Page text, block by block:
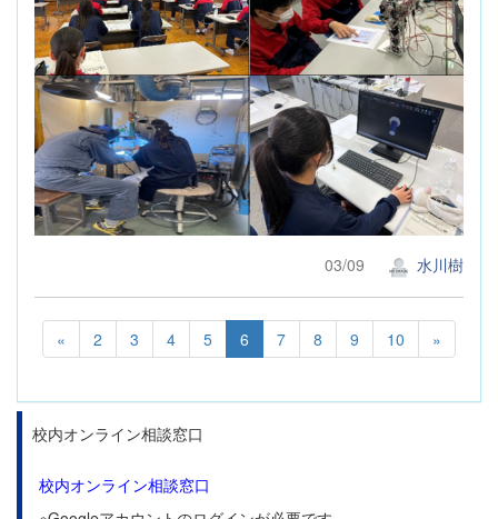
03/09 水川樹
« 2 3 4 5 6 7 8 9 10 »
校内オンライン相談窓口
校内オンライン相談窓口